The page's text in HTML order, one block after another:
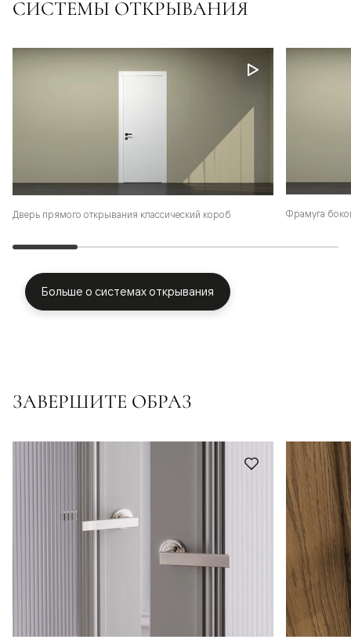
СИСТЕМЫ ОТКРЫВАНИЯ
Дверь прямого открывания классический короб Фрамуга
Больше о системах открывания
ЗАВЕРШИТЕ ОБРАЗ